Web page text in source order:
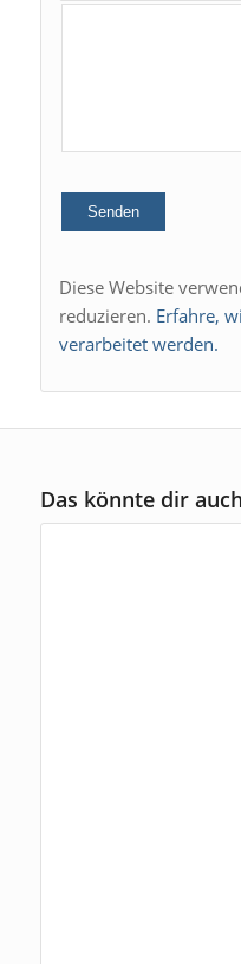
Diese Website
reduzieren. Erfahre,
verarbeitet werden.
Das könnte dir